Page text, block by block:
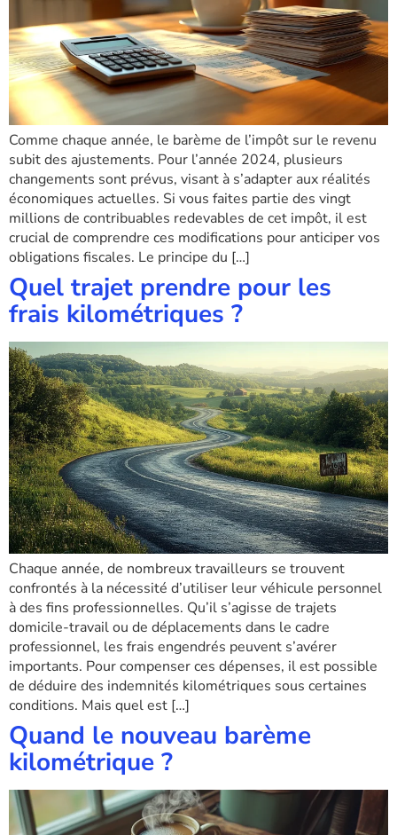
Comme chaque année, le barème de l’impôt sur le revenu
subit des ajustements. Pour l’année 2024, plusieurs
changements sont prévus, visant à s’adapter aux réalités
économiques actuelles. Si vous faites partie des vingt
millions de contribuables redevables de cet impôt, il est
crucial de comprendre ces modifications pour anticiper vos
obligations fiscales. Le principe du […]
Quel trajet prendre pour les
frais kilométriques ?
Chaque année, de nombreux travailleurs se trouvent
confrontés à la nécessité d’utiliser leur véhicule personnel
à des fins professionnelles. Qu’il s’agisse de trajets
domicile-travail ou de déplacements dans le cadre
professionnel, les frais engendrés peuvent s’avérer
importants. Pour compenser ces dépenses, il est possible
de déduire des indemnités kilométriques sous certaines
conditions. Mais quel est […]
Quand le nouveau barème
kilométrique ?